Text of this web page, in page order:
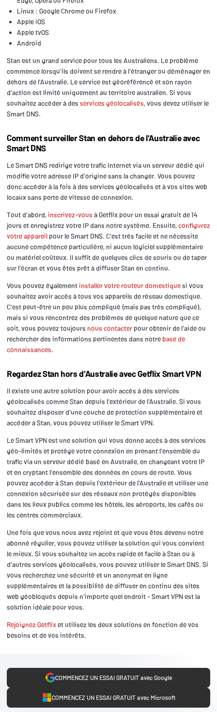
Linux : Google Chrome ou Firefox
Apple iOS
Apple tvOS
Android
Stan est un grand service pour tous les Australiens. Le problème
commence lorsqu'ils doivent se rendre à l'étranger ou déménager en
dehors de l'Australie. Le service est géoréférencé et son rayon
d'action est limité uniquement au territoire australien. Si vous
souhaitez accéder à des services géolocalisés, vous devez utiliser le
Smart DNS.
Comment surveiller Stan en dehors de l'Australie avec
Smart DNS
Le Smart DNS redirige votre trafic Internet via un serveur dédié qui
modifie votre adresse IP d'origine sans la changer. Vous pouvez
donc accéder à la fois à des services géolocalisés et à vos sites web
locaux sans perte de vitesse de connexion.
Tout d'abord, inscrivez-vous à Getflix pour un essai gratuit de 14
jours et enregistrez votre IP dans notre système. Ensuite,configurez
votre appareil pour le Smart DNS. C'est très facile et ne nécessite
aucune compétence particulière, ni aucun logiciel supplémentaire
ou matériel coûteux. Il suffit de quelques clics de souris ou de taper
sur l'écran et vous êtes prêt à diffuser Stan en continu.
Vous pouvez également installer votre routeur domestiquesi vous
souhaitez avoir accès à tous vos appareils de réseau domestique.
C'est peut-être un peu plus compliqué (mais pas très compliqué),
mais si vous rencontrez des problèmes de quelque nature que ce
soit, vous pouvez toujours nous contacter pour obtenir de l'aide ou
rechercher des informations pertinentes dans notre base de
connaissances.
Regardez Stan hors d'Australie avec Getflix Smart VPN
Il existe une autre solution pour avoir accès à des services
géolocalisés comme Stan depuis l'extérieur de l'Australie. Si vous
souhaitez disposer d'une couche de protection supplémentaire et
accéder à Stan, vous pouvez utiliser le Smart VPN.
Le Smart VPN est une solution qui vous donne accès à des services
géo-limités et protège votre connexion en prenant l'ensemble du
trafic via un serveur dédié basé en Australie, en changeant votre IP
et en cryptant l'ensemble des données en cours de route. Vous
pouvez accéder à Stan depuis l'extérieur de l'Australie et utiliser une
connexion sécurisée sur des réseaux non protégés disponibles
dans les lieux publics comme les hôtels, les aéroports, les cafés ou
les centres commerciaux.
Une fois que vous nous avez rejoint et que vous êtes devenu notre
abonné régulier, vous pouvez utiliser la solution qui vous convient
le mieux. Si vous souhaitez un accès rapide et facile à Stan ou à
d'autres services géolocalisés, vous pouvez utiliser le Smart DNS. Si
vous recherchez une sécurité et un anonymat en ligne
supplémentaires et la possibilité de diffuser en continu des sites
web géobloqués depuis n'importe quel endroit - Smart VPN est la
solution idéale pour vous.
Rejoignez Getflixet utilisez les deux solutions en fonction de vos
besoins et de vos intérêts.
COMMENCEZ UN ESSAI GRATUIT avec Google
COMMENCEZ UN ESSAI GRATUIT avec Microsoft